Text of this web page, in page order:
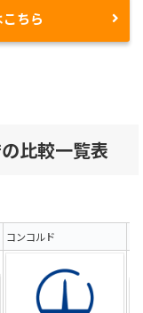
ちら
比較一覧表
コンコルド